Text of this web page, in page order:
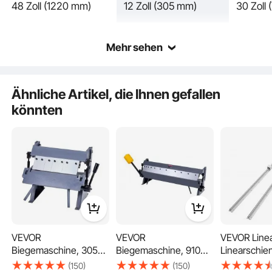
48 Zoll (1220 mm) 12 Zoll (305 mm) 30 Zoll
Mehr sehen
Ähnliche Artikel, die Ihnen gefallen
könnten
VEVOR
Biegemaschine, 305
mm Kantbank, 1-mm-
(150)
VEVOR
Biegemaschine, 910
mm Kantbank, 1,5-
(150)
VEVOR
SBR20-